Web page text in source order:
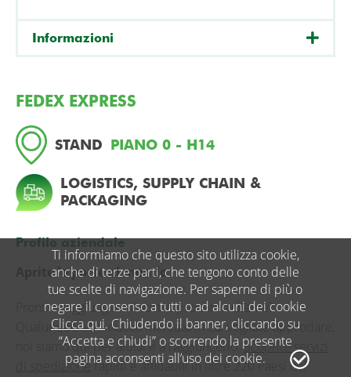
Informazioni
FEDEX EXPRESS
STAND PIANO 0 - H14
LOGISTICS, SUPPLY CHAIN &
PACKAGING
Profilo aziendale
Aprite le porte al mondo
Pronti a raggiungere il vostro prossimo cliente?
Qualunque sia il nuovo mercato in cui vogliate approdare,
noi siamo qui per aiutarvi a raggiungerlo.Scoprite servizi
di spedizionerapidi e affidabili in oltre 220 Paesi nel
Ti informiamo che questo sito utilizza cookie,
anche di terze parti, che tengono conto delle
tue scelte di navigazione. Per saperne di più o
negare il consenso a tutti o ad alcuni dei cookie
Clicca qui. Chiudendo il banner, cliccando su
“Accetta e chiudi” o scorrendo la presente
pagina acconsenti all’uso dei cookie.